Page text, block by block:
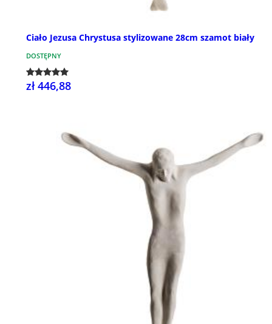
Ciało Jezusa Chrystusa stylizowane 28cm szamot biały
DOSTĘPNY
zł 446,88